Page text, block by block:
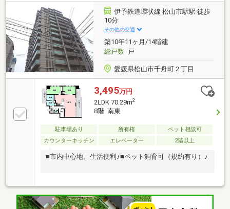
伊予鉄道環状線 松山市駅駅 徒歩
10分
その他の交通
築10年11ヶ月/14階建
総戸数-戸
愛媛県松山市千舟町２丁目
3,495万円
2LDK 70.29m2
8階 南東
駐車場あり 所有権
ペット相談可
カウンターキッチン
エレベーター 2階以上
■市内中心地、生活便利♪■ペット飼育可（規約有り）♪